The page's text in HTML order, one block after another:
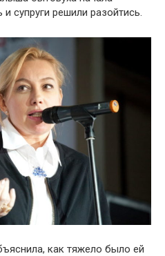
супруги решили разойтись.
как тяжело было ей